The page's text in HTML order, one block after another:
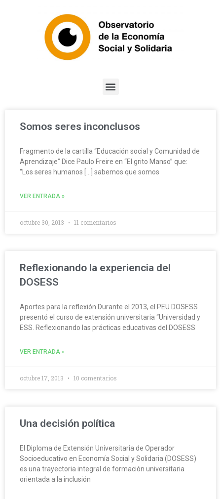
Somos seres inconclusos
Fragmento de la cartilla “Educación social y Comunidad de
Aprendizaje” Dice Paulo Freire en “El grito Manso” que:
“Los seres humanos […] sabemos que somos
VER ENTRADA »
octubre 30, 2013 11 comentarios
Reflexionando la experiencia del
DOSESS
Aportes para la reflexión Durante el 2013, el PEU DOSESS
presentó el curso de extensión universitaria “Universidad y
ESS. Reflexionando las prácticas educativas del DOSESS
VER ENTRADA »
octubre 17, 2013 10 comentarios
Una decisión política
El Diploma de Extensión Universitaria de Operador
Socioeducativo en Economía Social y Solidaria (DOSESS)
es una trayectoria integral de formación universitaria
orientada a la inclusión